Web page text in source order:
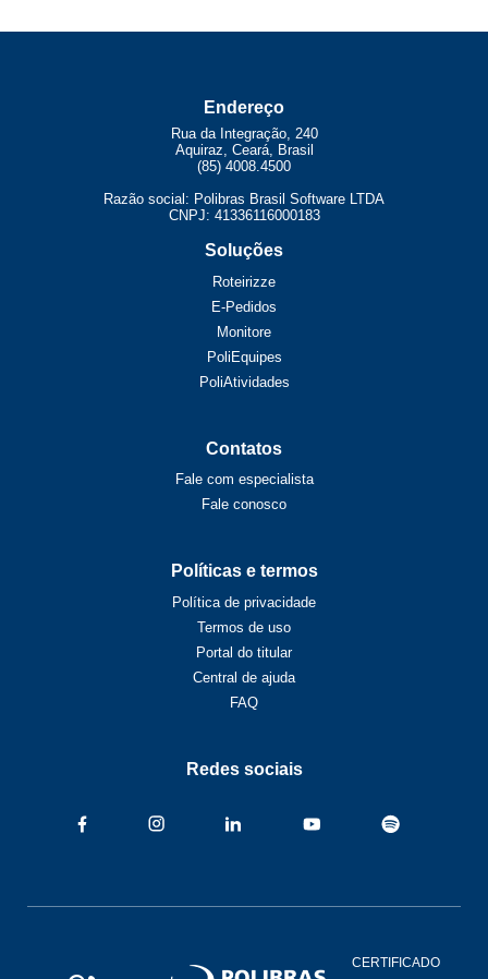
Endereço
Rua da Integração, 240
Aquiraz, Ceará, Brasil
(85) 4008.4500
Razão social: Polibras Brasil Software LTDA
CNPJ: 41336116000183
Soluções
Roteirizze
E-Pedidos
Monitore
PoliEquipes
PoliAtividades
Contatos
Fale com especialista
Fale conosco
Políticas e termos
Política de privacidade
Termos de uso
Portal do titular
Central de ajuda
FAQ
Redes sociais
CERTIFICADO